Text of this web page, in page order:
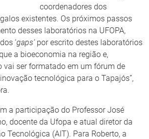
coordenadores dos
existentes. Os próximos passos
desses laboratórios na UFOPA,
‘gaps’por escrito destes laboratórios
a bioeconomia na região e,
vai ser formatado em um fórum de
tecnológica para o Tapajós”,
a participação do Professor José
docente da Ufopa e atual diretor da
Tecnológica (AIT). Para Roberto, a